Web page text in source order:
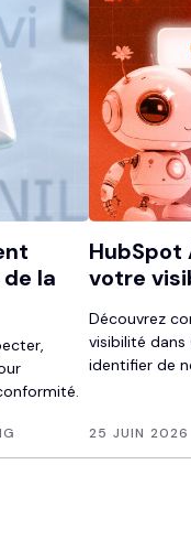
la
HubSpot
votre
Découvrez
visibilité dans
identifier de
25 JUIN 2026